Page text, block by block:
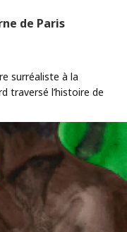
de Paris
surréaliste à la
traversé l’histoire de